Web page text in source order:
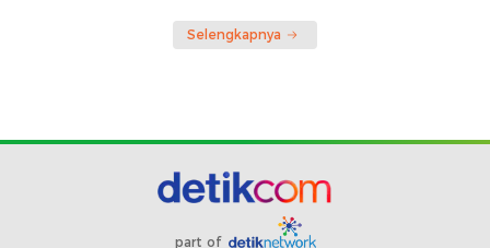
Selengkapnya
part of